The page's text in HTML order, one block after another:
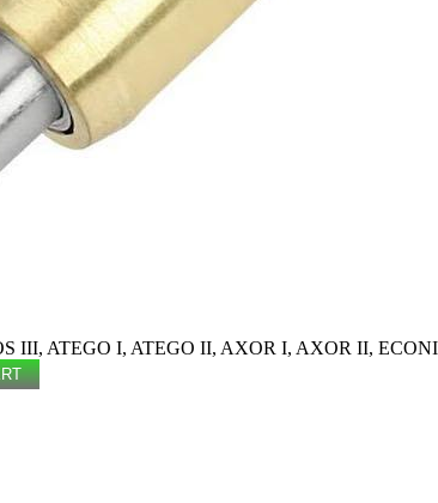
III, ATEGO I, ATEGO II, AXOR I, AXOR II,